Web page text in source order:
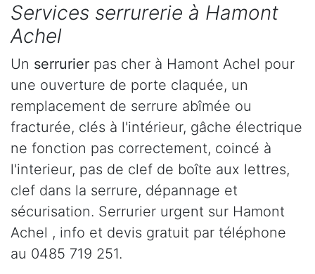
Services serrurerie à Hamont
Achel
Un serrurier pas cher à Hamont Achel pour
une ouverture de porte claquée, un
remplacement de serrure abîmée ou
fracturée, clés à l'intérieur, gâche électrique
ne fonction pas correctement, coincé à
l'interieur, pas de clef de boîte aux lettres,
clef dans la serrure, dépannage et
sécurisation. Serrurier urgent sur Hamont
Achel , info et devis gratuit par téléphone
au 0485 719 251.